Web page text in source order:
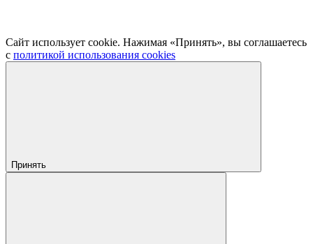
Сайт использует cookie. Нажимая «Принять», вы соглашаетесь
с политикой использования cookies
Принять